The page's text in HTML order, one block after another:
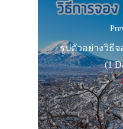
รูปตัวอย่างวิธีจ
(1